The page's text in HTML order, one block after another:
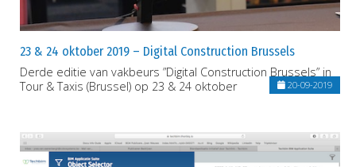
23 & 24 oktober 2019 – Digital Construction Brussels
Derde editie van vakbeurs ”Digital Construction Brussels” in
Tour & Taxis (Brussel) op 23 & 24 oktober
20-09-2019